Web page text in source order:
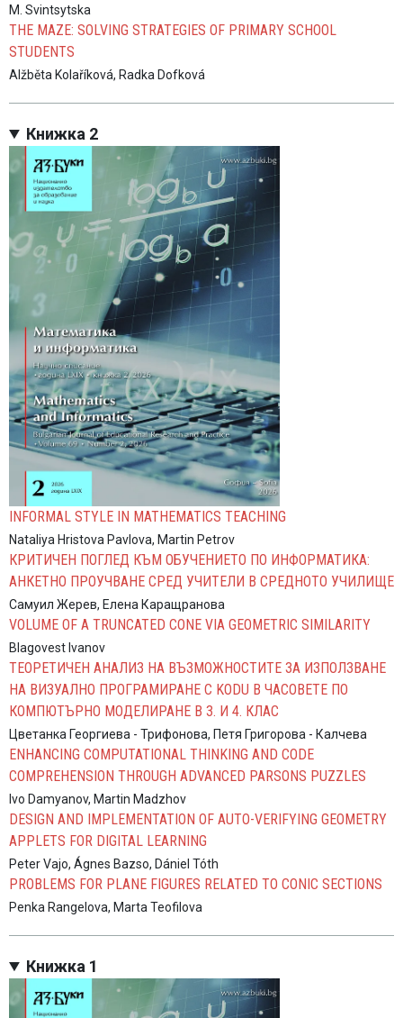
M. Svintsytska
THE MAZE: SOLVING STRATEGIES OF PRIMARY SCHOOL
STUDENTS
Alžběta Kolaříková, Radka Dofková
Книжка 2
INFORMAL STYLE IN MATHEMATICS TEACHING
Nataliya Hristova Pavlova, Martin Petrov
КРИТИЧЕН ПОГЛЕД КЪМ ОБУЧЕНИЕТО ПО ИНФОРМАТИКА:
АНКЕТНО ПРОУЧВАНЕ СРЕД УЧИТЕЛИ В СРЕДНОТО УЧИЛИЩЕ
Самуил Жерев, Елена Каращранова
VOLUME OF A TRUNCATED CONE VIA GEOMETRIC SIMILARITY
Blagovest Ivanov
ТЕОРЕТИЧЕН АНАЛИЗ НА ВЪЗМОЖНОСТИТЕ ЗА ИЗПОЛЗВАНЕ
НА ВИЗУАЛНО ПРОГРАМИРАНЕ С KODU В ЧАСОВЕТЕ ПО
КОМПЮТЪРНО МОДЕЛИРАНЕ В 3. И 4. КЛАС
Цветанка Георгиева - Трифонова, Петя Григорова - Калчева
ENHANCING COMPUTATIONAL THINKING AND CODE
COMPREHENSION THROUGH ADVANCED PARSONS PUZZLES
Ivo Damyanov, Martin Madzhov
DESIGN AND IMPLEMENTATION OF AUTO-VERIFYING GEOMETRY
APPLETS FOR DIGITAL LEARNING
Peter Vajo, Ágnes Bazso, Dániel Tóth
PROBLEMS FOR PLANE FIGURES RELATED TO CONIC SECTIONS
Penka Rangelova, Marta Teofilova
Книжка 1